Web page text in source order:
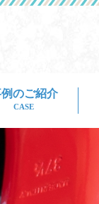
のご紹介
CASE